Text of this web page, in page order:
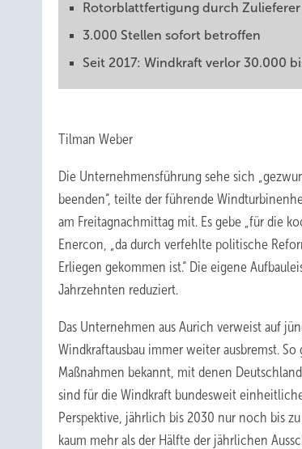
Rotorblattfertigung durch
3.000 Stellen sofort betroffen
Seit 2017: Windkraft verlor 30.000
Tilman Weber
Die Unternehmensführung sehe sich
beenden“, teilte der führende
am Freitagnachmittag mit. Es gebe „für die
Enercon, „da durch verfehlte politische
Erliegen gekommen ist.“ Die eigene
Jahrzehnten reduziert.
Das Unternehmen aus Aurich verweist auf
Windkraftausbau immer weiter ausbremst.
Maßnahmen bekannt, mit denen
sind für die Windkraft bundesweit
Perspektive, jährlich bis 2030 nur noch bis
kaum mehr als der Hälfte der jährlichen